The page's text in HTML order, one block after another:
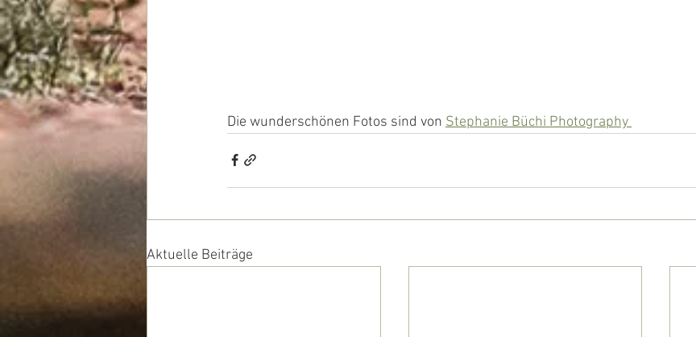
Die wunderschönen Fotos sind von Stephanie Büchi Photography
Aktuelle Beiträge